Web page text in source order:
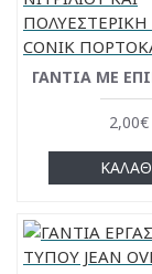
2,00€